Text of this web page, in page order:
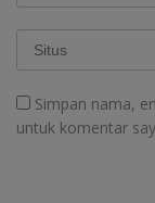
Simpan nama,
untuk komentar